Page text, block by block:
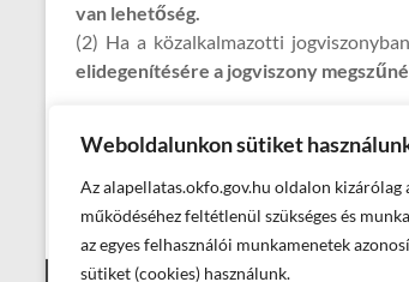
Weboldalunkon sütiket
Az alapellatas.okfo.gov.hu oldalon kizárólag
működéséhez feltétlenül szükséges és
az egyes felhasználói munkamenetek
sütiket (cookies) használunk.
van lehetőség.
(2) Ha a közalkalmazotti
elidegenítésére a jogviszony
Felhívjuk a figyelmet, hogy a jelenleg
←Praxisengedély módosítása